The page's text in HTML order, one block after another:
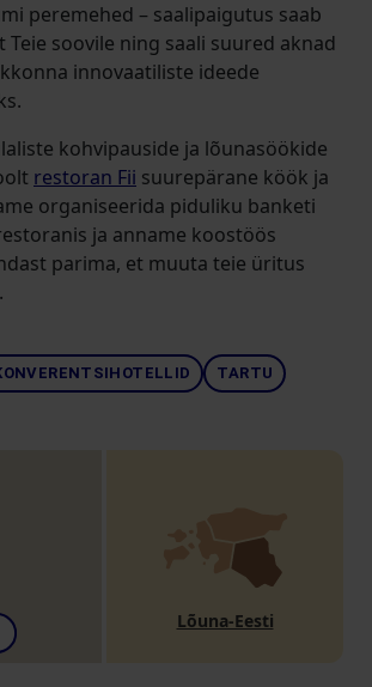
peremehed – saalipaigutus saab
Teie soovile ning saali suured aknad
innovaatiliste ideede
kohvipauside ja lõunasöökide
restoran Fii suurepärane köök ja
organiseerida piduliku banketi
ja anname koostöös
parima, et muuta teie üritus
TARTU
Lõuna-Eesti